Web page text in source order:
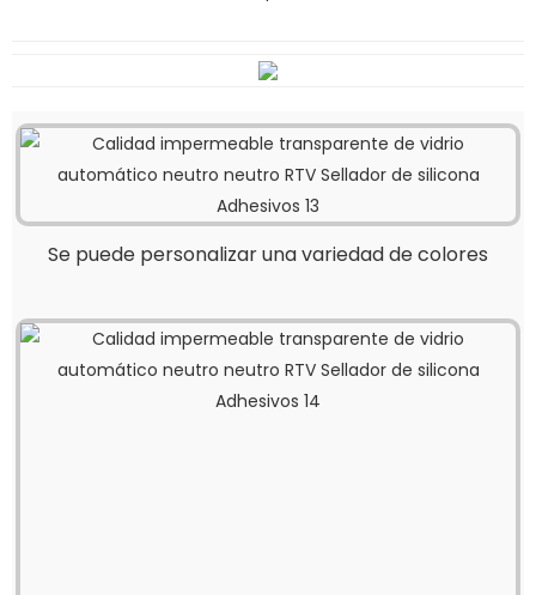
Se puede personalizar una variedad de colores